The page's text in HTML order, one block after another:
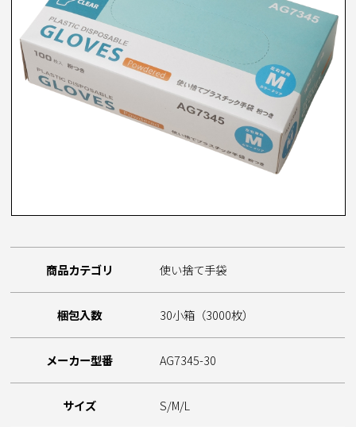
商品カテゴリ 使い捨て手袋
梱包入数 30小箱（3000枚）
メーカー型番 AG7345-30
サイズ S/M/L